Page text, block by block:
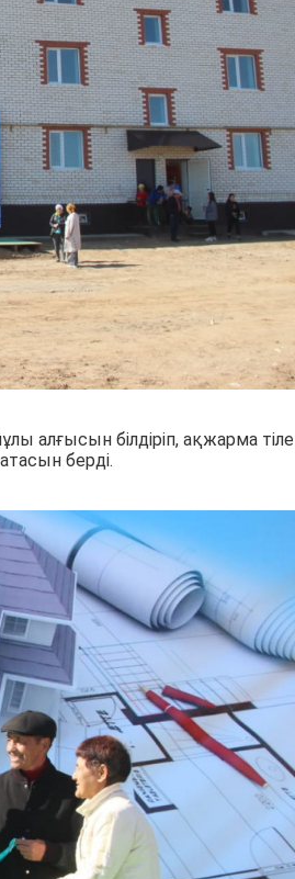
білдіріп, ақжарма
берді.